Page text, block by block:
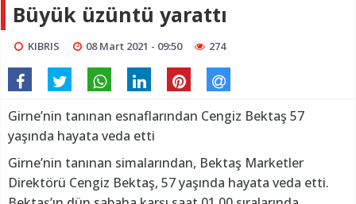
Büyük üzüntü yarattı
KIBRIS 08 Mart 2021 - 09:50 274
Girne’nin tanınan esnaflarından Cengiz Bektaş 57
yaşında hayata veda etti
Girne’nin tanınan simalarından, Bektaş Marketler
Direktörü Cengiz Bektaş, 57 yaşında hayata veda etti.